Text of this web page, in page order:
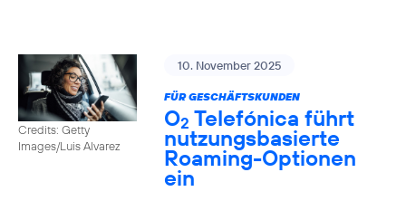
Credits: Getty
Images/Luis Alvarez
10. November 2025
FÜR GESCHÄFTSKUNDEN
O2 Telefónica führt
nutzungs­basierte
Roaming-Optionen
ein